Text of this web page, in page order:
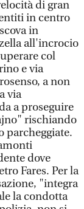
di gran
in centro
in
all'incrocio
col
e via
a non
via
a proseguire
rischiando
parcheggiate.
dove
Fares. Per la
"integra
la condotta